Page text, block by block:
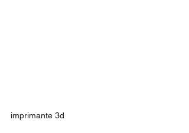
imprimante 3d